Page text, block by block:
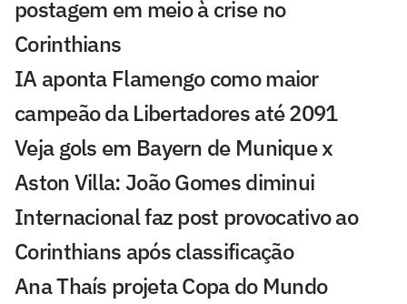
postagem em meio à crise no
Corinthians
IA aponta Flamengo como maior
campeão da Libertadores até 2091
Veja gols em Bayern de Munique x
Aston Villa: João Gomes diminui
Internacional faz post provocativo ao
Corinthians após classificação
Ana Thaís projeta Copa do Mundo